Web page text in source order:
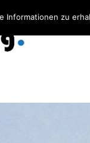
Informationen zu